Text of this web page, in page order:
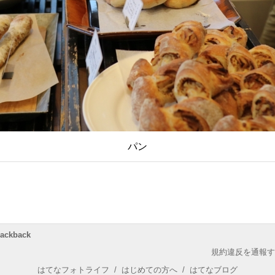
パン
規約違反を通報
はてなフォトライフ / はじめての方へ / はてなブログ